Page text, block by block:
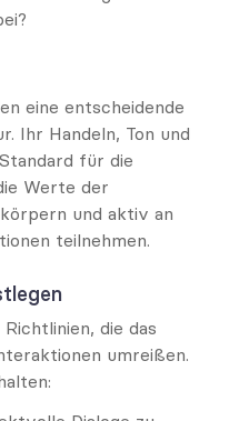
eine entscheidende
Ihr Handeln, Ton und
für die
Werte der
und aktiv an
teilnehmen.
die das
umreißen.